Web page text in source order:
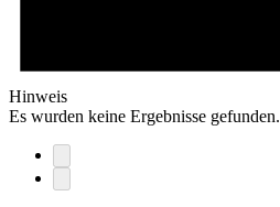
Hinweis
Es wurden keine Ergebnisse gefunden.